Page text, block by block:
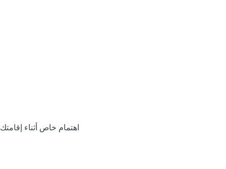
اهتمام خاص أثناء إقامتك